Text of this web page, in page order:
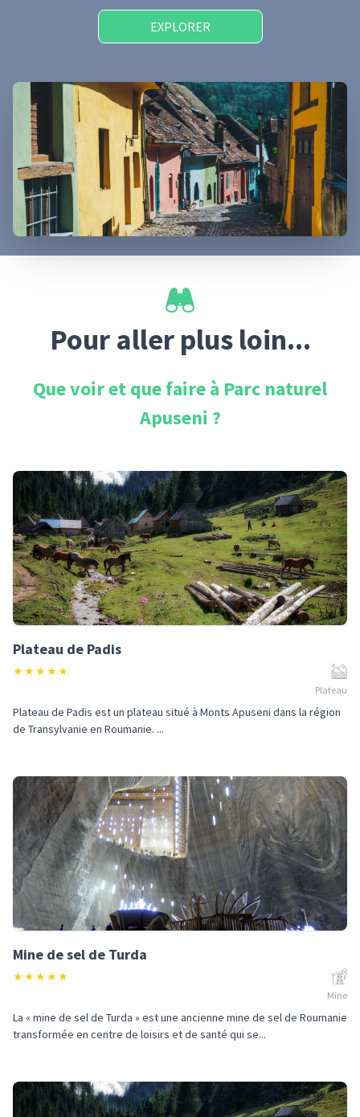
EXPLORER
Pour aller plus loin...
Que voir et que faire à Parc naturel
Apuseni ?
Plateau de Padis
★★★★★
Plateau
Plateau de Padis est un plateau situé à Monts Apuseni dans la région
de Transylvanie en Roumanie. ...
Mine de sel de Turda
★★★★★
Mine
La « mine de sel de Turda » est une ancienne mine de sel de Roumanie
transformée en centre de loisirs et de santé qui se...